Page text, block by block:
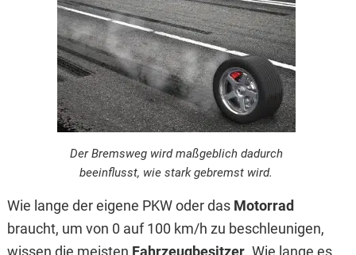
Der Bremsweg wird maßgeblich dadurch
beeinflusst, wie stark gebremst wird.
Wie lange der eigene PKW oder das Motorrad
braucht, um von 0 auf 100 km/h zu beschleunigen,
wissen die meisten Fahrzeugbesitzer. Wie lange es